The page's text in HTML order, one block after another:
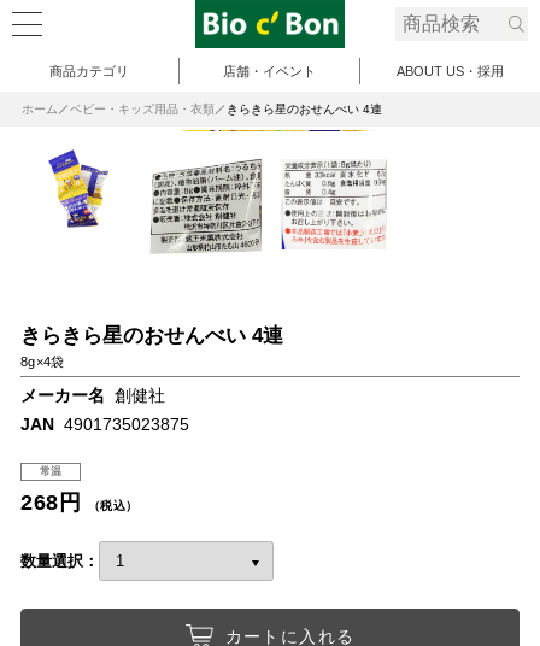
商品カテゴリ 店舗・イベント ABOUT US・採用
ホーム ベビー・キッズ用品・衣類 きらきら星のおせんべい 4連
きらきら星のおせんべい 4連
8g×4袋
メーカー名 創健社
JAN 4901735023875
常温
268円 （税込）
数量選択：
カートに入れる